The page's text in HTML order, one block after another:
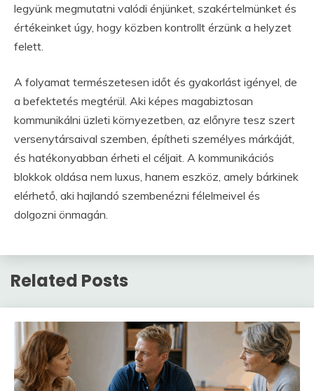
legyünk megmutatni valódi énjünket, szakértelmünket és
értékeinket úgy, hogy közben kontrollt érzünk a helyzet
felett.
A folyamat természetesen időt és gyakorlást igényel, de
a befektetés megtérül. Aki képes magabiztosan
kommunikálni üzleti környezetben, az előnyre tesz szert
versenytársaival szemben, építheti személyes márkáját,
és hatékonyabban érheti el céljait. A kommunikációs
blokkok oldása nem luxus, hanem eszköz, amely bárkinek
elérhető, aki hajlandó szembenézni félelmeivel és
dolgozni önmagán.
Related Posts